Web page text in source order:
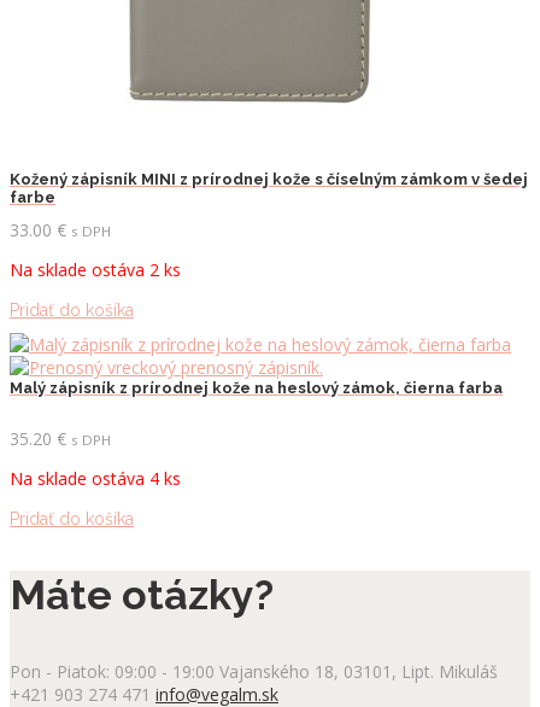
Kožený zápisník MINI z prírodnej kože s číselným zámkom v šedej
farbe
33.00 € s DPH
Na sklade ostáva 2 ks
Pridať do košíka
Malý zápisník z prírodnej kože na heslový zámok, čierna farba
35.20 € s DPH
Na sklade ostáva 4 ks
Pridať do košíka
Máte otázky?
Pon - Piatok: 09:00 - 19:00 Vajanského 18, 03101, Lipt. Mikuláš
+421 903 274 471 info@vegalm.sk